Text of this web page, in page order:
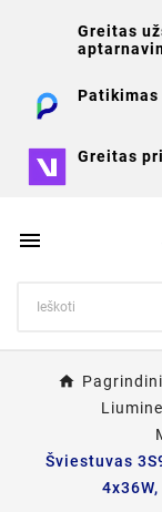
Greitas
Patikimas
Greitas

Šviestuvas